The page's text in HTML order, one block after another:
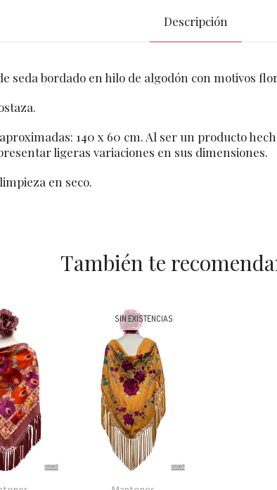
Descripción
seda bordado en hilo de algodón con motivos
140 x 60 cm. Al ser un producto
ligeras variaciones en sus dimensiones.
en seco.
También te
SIN EXISTENCIAS